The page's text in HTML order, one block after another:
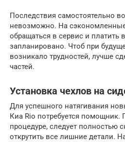
Последствия самостоятельно
невозможно. На сэкономленные
обращаться в сервис и платить
запланировано. Чтоб при
возникало трудностей, лучше
частей.
Установка чехлов на
Для успешного натягивания
Киа Rio потребуется помощник.
процедуре, следует полностью
открутить все лишние детали.